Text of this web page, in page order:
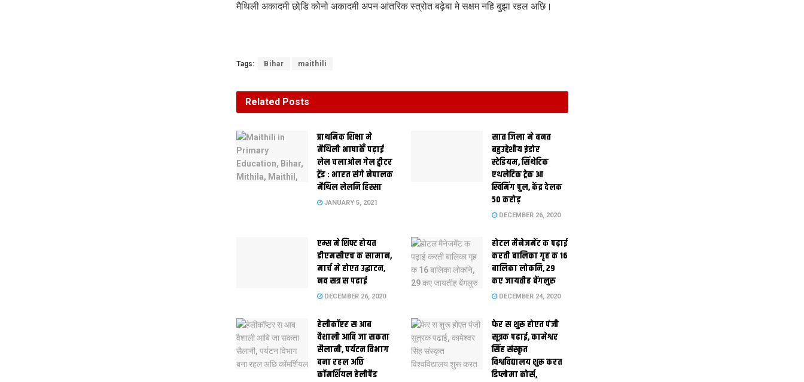
मैथिली अकादमी छोडि़ कोनो अकादमी अपन आंतरिक स्त्रोत बढ़ेबा मे सक्षम नहि बुझा रहल अछि।
Tags: Bihar maithili
Related Posts
प्राथमिक शि‍क्षा मे
मैथि‍ली भाषाकेँ पढ़ाई
लेल चलाओल गेल ट्वीटर
ट्रेंड : भारत संगे नेपालक
मैथिल लेलनि हिस्सा
JANUARY 5, 2021
सात जिला मे बनत
बहुउद्देशीय इंडोर
स्‍टेडि‍यम, सिंथेटिक
एथलेटिक ट्रेक आ
स्विमिंग पुल, केंद्र देलक
50 करोड़
DECEMBER 26, 2020
एम्स मे शिफ्ट होयत
डीएमसीएच क सामान,
मार्च मे होएत उद्घाटन,
नव सत्र स पढाई
DECEMBER 26, 2020
होटल मैनेजमेंट क पढ़ाई
करती बालिका गृह क 16
बालिका लोकनि, 29
कए जायतीह बेंगलुरु
DECEMBER 24, 2020
हेलीकॉप्टर स आब
वैशाली आबि जा सकता
सैलानी, पर्यटन विभाग
बना रहल अछि
कॉमर्शियल हेलीपैड
फेर स शुरू होएत पंजी
सूत्रक पढाई, कामेश्वर
सिंह संस्कृत
विश्वविद्यालय शुरू करत
डिप्लोमा कोर्स,